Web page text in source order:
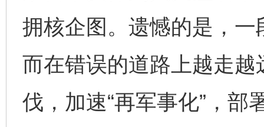
拥核企图。遗憾的是，
而在错误的道路上越走越
伐，加速“再军事化”，部